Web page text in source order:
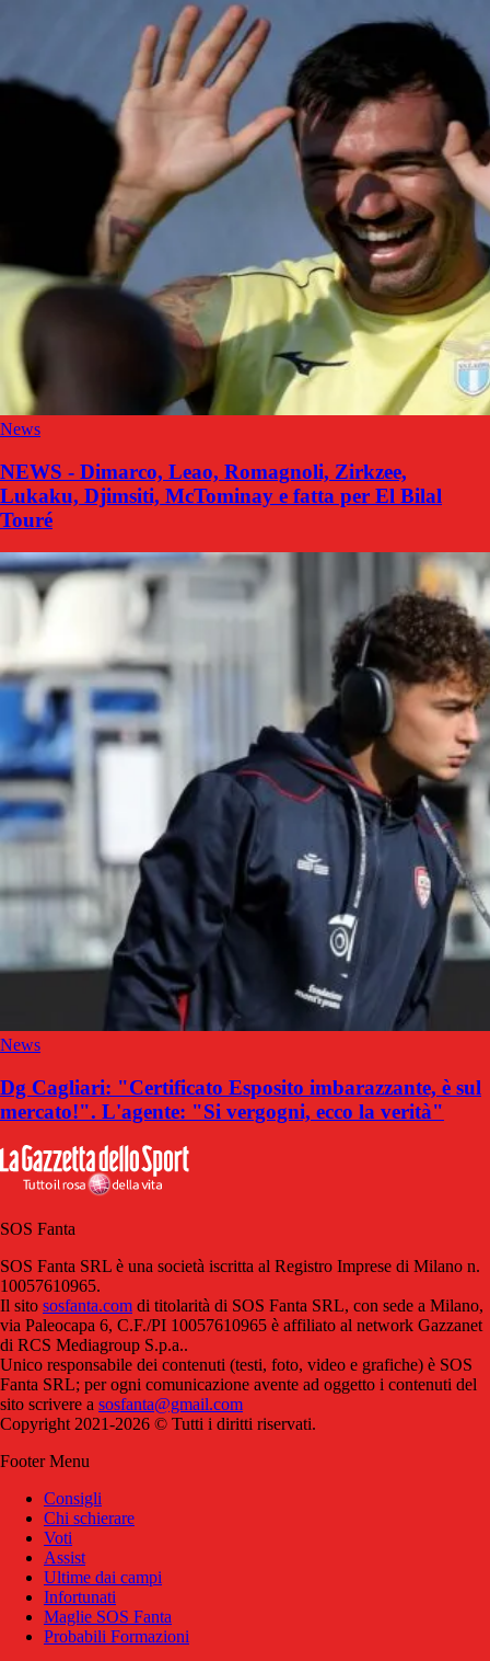
News
NEWS - Dimarco, Leao, Romagnoli, Zirkzee,
Lukaku, Djimsiti, McTominay e fatta per El Bilal
Touré
News
Dg Cagliari: "Certificato Esposito imbarazzante, è sul
mercato!". L'agente: "Si vergogni, ecco la verità"
SOS Fanta
SOS Fanta SRL è una società iscritta al Registro Imprese di Milano n.
10057610965.
Il sito sosfanta.com di titolarità di SOS Fanta SRL, con sede a Milano,
via Paleocapa 6, C.F./PI 10057610965 è affiliato al network Gazzanet
di RCS Mediagroup S.p.a..
Unico responsabile dei contenuti (testi, foto, video e grafiche) è SOS
Fanta SRL; per ogni comunicazione avente ad oggetto i contenuti del
sito scrivere a sosfanta@gmail.com
Copyright 2021-2026 © Tutti i diritti riservati.
Footer Menu
Consigli
Chi schierare
Voti
Assist
Ultime dai campi
Infortunati
Maglie SOS Fanta
Probabili Formazioni